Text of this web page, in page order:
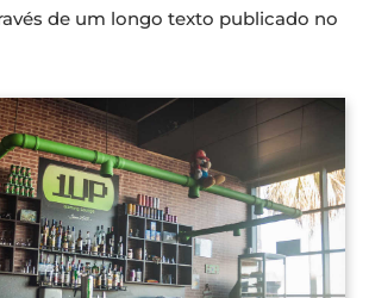
de um longo texto publicado no